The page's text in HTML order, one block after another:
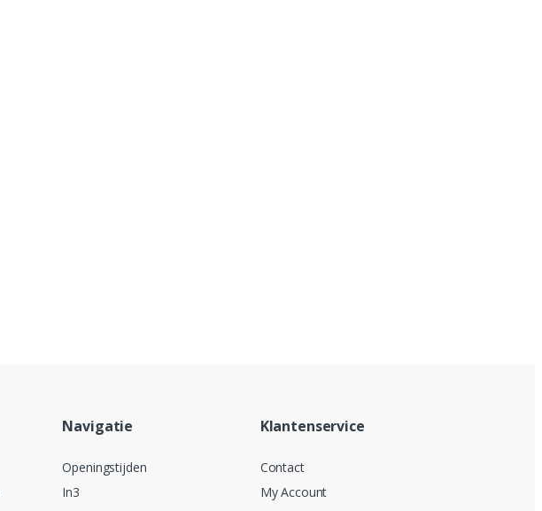
Navigatie
Openingstijden
In3
Klantenservice
Contact
My Account